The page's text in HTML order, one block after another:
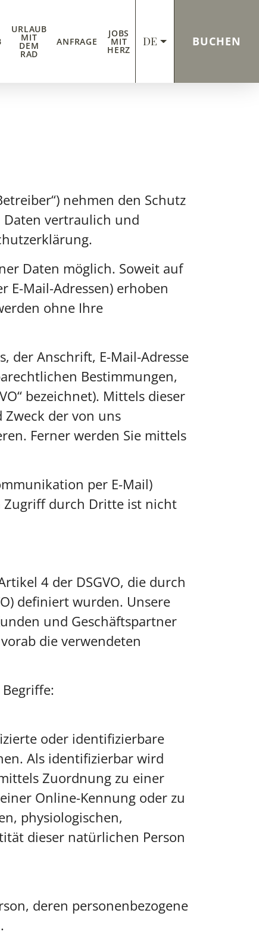
URLAUB
MIT
DEM
RAD
ANFRAGE
JOBS
MIT
HERZ
DE BUCHEN
nehmen den Schutz
Daten vertraulich und
Daten möglich. Soweit auf
E-Mail-Adressen) erhoben
ohne Ihre
der Anschrift, E-Mail-Adresse
Bestimmungen,
bezeichnet). Mittels dieser
der von uns
Ferner werden Sie mittels
per E-Mail)
Zugriff durch Dritte ist nicht
4 der DSGVO, die durch
definiert wurden. Unsere
und Geschäftspartner
die verwendeten
oder identifizierbare
Als identifizierbar wird
Zuordnung zu einer
Online-Kennung oder zu
physiologischen,
dieser natürlichen Person
deren personenbezogene